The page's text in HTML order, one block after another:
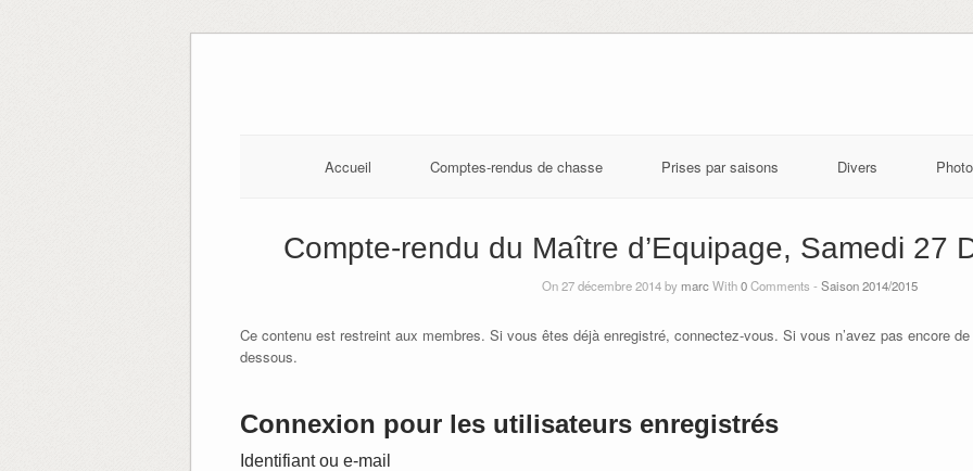
Accueil Comptes-rendus de chasse Prises par saisons Divers
Compte-rendu du Maître d’Equipage, Samedi 27
On 27 décembre 2014 by marcWith0Comments - Saison 2014/2015
Ce contenu est restreint aux membres. Si vous êtes déjà enregistré, connectez-vous. Si vous n’avez pas encore
dessous.
Connexion pour les utilisateurs enregistrés
Identifiant ou e-mail